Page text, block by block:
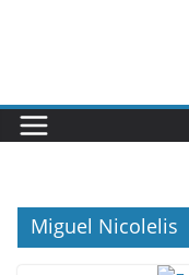
Miguel Nicolelis